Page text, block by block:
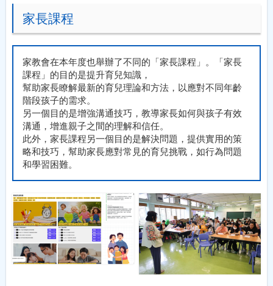
家長課程
家教會在本年度也舉辦了不同的「家長課程」。「家長
課程」的目的是提升育兒知識，
幫助家長瞭解最新的育兒理論和方法，以應對不同年齡
階段孩子的需求。
另一個目的是增強溝通技巧，教導家長如何與孩子有效
溝通，增進親子之間的理解和信任。
此外，家長課程另一個目的是解決問題，提供實用的策
略和技巧，幫助家長應對常見的育兒挑戰，如行為問題
和學習困難。